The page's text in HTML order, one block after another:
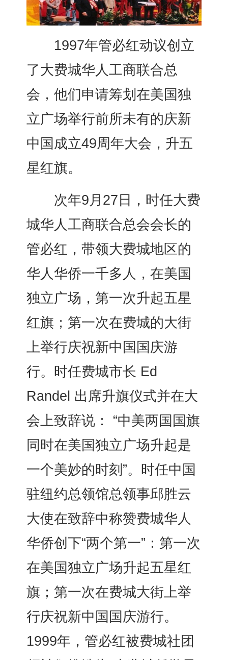
1997年管必红动议创立
了大费城华人工商联合总
会，他们申请筹划在美国独
立广场举行前所未有的庆新
中国成立49周年大会，升五
星红旗。
次年9月27日，时任大费
城华人工商联合总会会长的
管必红，带领大费城地区的
华人华侨一千多人，在美国
独立广场，第一次升起五星
红旗；第一次在费城的大街
上举行庆祝新中国国庆游
行。时任费城市长 Ed
Randel 出席升旗仪式并在大
会上致辞说： “中美两国国旗
同时在美国独立广场升起是
一个美妙的时刻”。时任中国
驻纽约总领馆总领事邱胜云
大使在致辞中称赞费城华人
华侨创下“两个第一”：第一次
在美国独立广场升起五星红
旗；第一次在费城大街上举
行庆祝新中国国庆游行。
1999年，管必红被费城社团